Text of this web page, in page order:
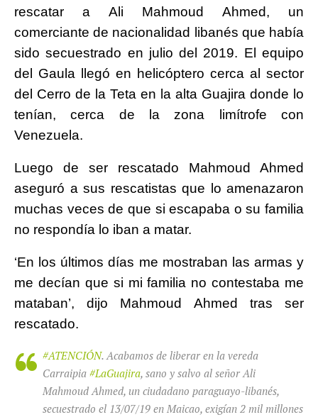
rescatar a Ali Mahmoud Ahmed, un
comerciante de nacionalidad libanés que había
sido secuestrado en julio del 2019. El equipo
del Gaula llegó en helicóptero cerca al sector
del Cerro de la Teta en la alta Guajira donde lo
tenían, cerca de la zona limítrofe con
Venezuela.
Luego de ser rescatado Mahmoud Ahmed
aseguró a sus rescatistas que lo amenazaron
muchas veces de que si escapaba o su familia
no respondía lo iban a matar.
‘En los últimos días me mostraban las armas y
me decían que si mi familia no contestaba me
mataban’, dijo Mahmoud Ahmed tras ser
rescatado.
#ATENCIÓN. Acabamos de liberar en la vereda
Carraipia #LaGuajira, sano y salvo al señor Ali
Mahmoud Ahmed, un ciudadano paraguayo-libanés,
secuestrado el 13/07/19 en Maicao, exigían 2 mil millones